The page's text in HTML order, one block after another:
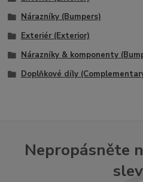
Nárazníky (Bumpers)
Exteriér (Exterior)
Nárazníky & komponenty
Doplňkové díly
Nepropásněte